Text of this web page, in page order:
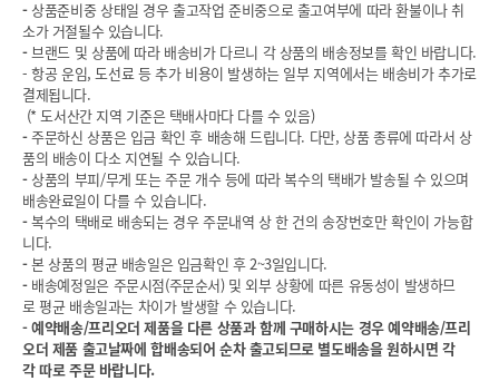
- 상품준비중 상태일 경우 출고작업 준비중으로 출고여부에 따라 환불이나 취
소가 거절될수 있습니다.
-브랜드 및 상품에 따라 배송비가 다르니 각 상품의 배송정보를 확인 바랍니다.
- 항공 운임, 도선료 등 추가 비용이 발생하는 일부 지역에서는 배송비가 추가로
결제됩니다.
(* 도서산간 지역 기준은 택배사마다 다를 수 있음)
-주문하신 상품은 입금 확인 후 배송해 드립니다. 다만, 상품 종류에 따라서 상
품의 배송이 다소 지연될 수 있습니다.
- 상품의 부피/무게 또는 주문 개수 등에 따라 복수의 택배가 발송될 수 있으며
배송완료일이 다를 수 있습니다.
-복수의 택배로 배송되는 경우 주문내역 상 한 건의 송장번호만 확인이 가능합
니다.
-본 상품의 평균 배송일은 입금확인 후 2~3일입니다.
- 배송예정일은 주문시점(주문순서) 및 외부 상황에 따른 유동성이 발생하므
로 평균 배송일과는 차이가 발생할 수 있습니다.
-예약배송/프리오더 제품을 다른 상품과 함께 구매하시는 경우 예약배송/프리
오더 제품 출고날짜에 합배송되어 순차 출고되므로 별도배송을 원하시면 각
각 따로 주문 바랍니다.